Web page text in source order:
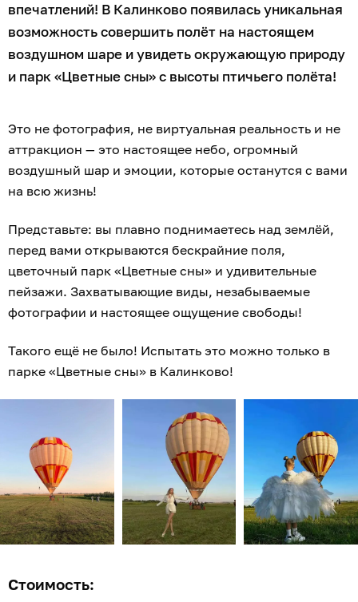
впечатлений! В Калинково появилась уникальная
возможность совершить полёт на настоящем
воздушном шаре и увидеть окружающую природу
и парк «Цветные сны» с высоты птичьего полёта!
Это не фотография, не виртуальная реальность и не
аттракцион — это настоящее небо, огромный
воздушный шар и эмоции, которые останутся с вами
на всю жизнь!
Представьте: вы плавно поднимаетесь над землёй,
перед вами открываются бескрайние поля,
цветочный парк «Цветные сны» и удивительные
пейзажи. Захватывающие виды, незабываемые
фотографии и настоящее ощущение свободы!
Такого ещё не было! Испытать это можно только в
парке «Цветные сны» в Калинково!
Стоимость: